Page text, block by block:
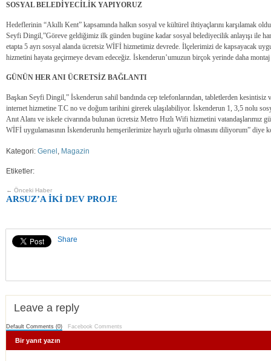
SOSYAL BELEDİYECİLİK YAPIYORUZ
Hedeflerinin “Akıllı Kent” kapsamında halkın sosyal ve kültürel ihtiyaçlarını karşılamak
Seyfi Dingil,”Göreve geldiğimiz ilk günden bugüne kadar sosyal belediyecilik anlayışı ile
etapta 5 ayrı sosyal alanda ücretsiz WİFİ hizmetimiz devrede. İlçelerimizi de kapsayacak
hizmetini hayata geçirmeye devam edeceğiz. İskenderun’umuzun birçok yerinde daha montaj
GÜNÜN HER ANI ÜCRETSİZ BAĞLANTI
Başkan Seyfi Dingil,” İskenderun sahil bandında cep telefonlarından, tabletlerden
internet hizmetine T.C no ve doğum tarihini girerek ulaşılabiliyor. İskenderun 1, 3,5 nolu
Anıt Alanı ve iskele civarında bulunan ücretsiz Metro Hızlı Wifi hizmetini vatandaşlarımız
WİFİ uygulamasının İskenderunlu hemşerilerimize hayırlı uğurlu olmasını diliyorum” diye
Kategori: Genel , Magazin
Etiketler:
← Önceki Haber
ARSUZ’A İKİ DEV PROJE
Share
Leave a reply
Default Comments (0) Facebook Comments
Bir yanıt yazın